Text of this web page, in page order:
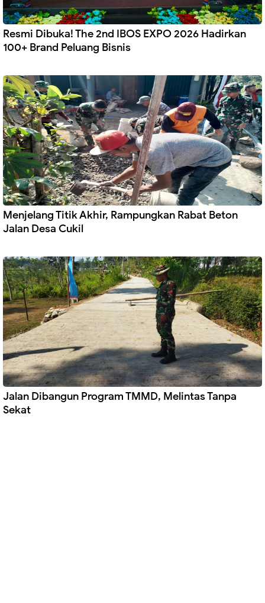
Resmi Dibuka! The 2nd IBOS EXPO 2026 Hadirkan
100+ Brand Peluang Bisnis
Menjelang Titik Akhir, Rampungkan Rabat Beton
Jalan Desa Cukil
Jalan Dibangun Program TMMD, Melintas Tanpa
Sekat